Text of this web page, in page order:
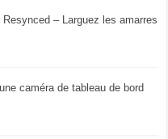
– Larguez les amarres
caméra de tableau de bord